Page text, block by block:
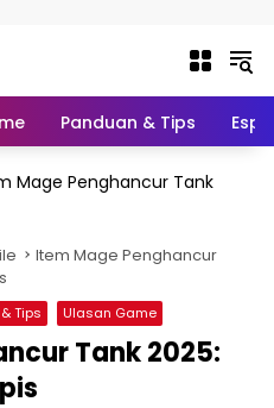
Panduan & Tips
Mage Penghancur Tank
Item Mage Penghancur
Tips Ulasan Game
Tank 2025: